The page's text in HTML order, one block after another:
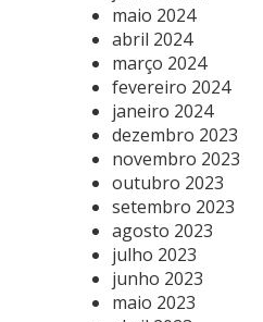
maio 2024
abril 2024
março 2024
fevereiro 2024
janeiro 2024
dezembro 2023
novembro 2023
outubro 2023
setembro 2023
agosto 2023
julho 2023
junho 2023
maio 2023